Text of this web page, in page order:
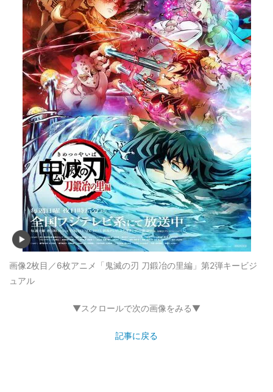
画像2枚目／6枚アニメ「鬼滅の刃 刀鍛冶の里編」第2弾キービジ
ュアル
▼スクロールで次の画像をみる▼
記事に戻る